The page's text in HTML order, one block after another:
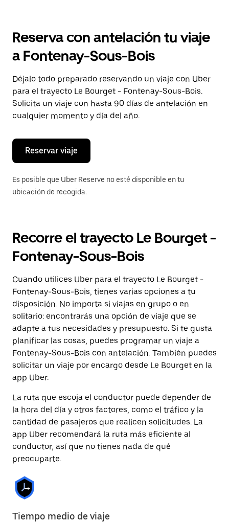
calendario
seleccionar
fecha.
Pulsa
el
botón
de
escape
cerrar
calendario.
Reserva con antelación tu viaje
a Fontenay-Sous-Bois
Déjalo todo preparado reservando un viaje con Uber
para el trayecto Le Bourget - Fontenay-Sous-Bois.
Solicita un viaje con hasta 90 días de antelación en
cualquier momento y día del año.
Reservar viaje
Es posible que Uber Reserve no esté disponible en tu
ubicación de recogida.
Recorre el trayecto Le Bourget -
Fontenay-Sous-Bois
Cuando utilices Uber para el trayecto Le Bourget -
Fontenay-Sous-Bois, tienes varias opciones a tu
disposición. No importa si viajas en grupo o en
solitario: encontrarás una opción de viaje que se
adapte a tus necesidades y presupuesto. Si te gusta
planificar las cosas, puedes programar un viaje a
Fontenay-Sous-Bois con antelación. También puedes
solicitar un viaje por encargo desde Le Bourget en la
app Uber.
La ruta que escoja el conductor puede depender de
la hora del día y otros factores, como el tráfico y la
cantidad de pasajeros que realicen solicitudes. La
app Uber recomendará la ruta más eficiente al
conductor, así que no tienes nada de qué
preocuparte.
Tiempo medio de viaje